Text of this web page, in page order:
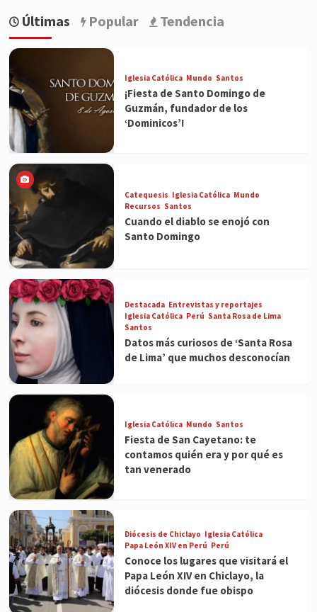
Últimas Popular Tendencia
Iglesia Católica Mundo Santos
¡Fiesta de Santo Domingo de
Guzmán, fundador de los
‘Dominicos’!
Catequesis Iglesia Católica Mundo
Recursos Santos
Cuando el diablo se enojó con
Santo Domingo
Destacada Entrevistas y reportajes
Iglesia Católica Perú Santa Rosa de Lima
Santos
Datos más curiosos de ‘Santa Rosa
de Lima’ que muchos desconocían
Iglesia Católica Mundo Santos
Fiesta de San Cayetano: te
contamos quién era y por qué es
tan venerado
Diócesis de Chiclayo Iglesia Católica
Papa León XIV en Perú Perú
Conoce los lugares que visitará el
Papa León XIV en Chiclayo, la
diócesis donde fue obispo